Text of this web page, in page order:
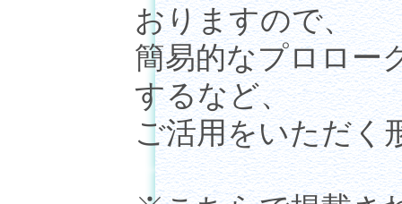
おりますので、
簡易的なプロロー
するなど、
ご活用をいただく